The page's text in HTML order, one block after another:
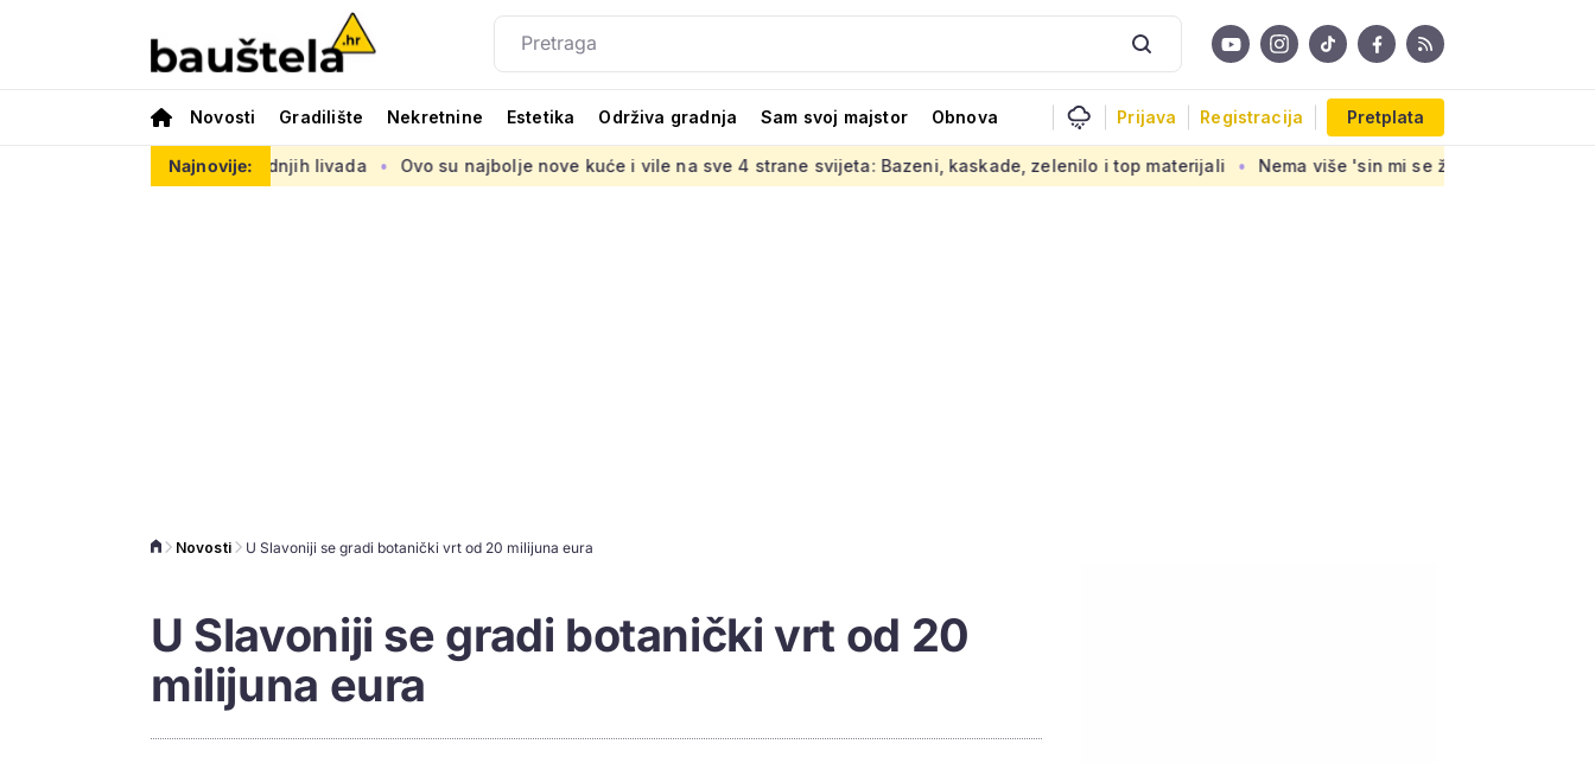
Novosti Gradilište Nekretnine Estetika Održiva gradnja Sam svoj majstor Obnova Prijava Registracija Pretplata
Najnovije:
od posljednjih livada Ovo su najbolje nove kuće i vile na sve 4 strane svijeta: Bazeni, kaskade, zelenilo i top materijali Nema više 'sin mi se ženi pa izađi iz stana', ali zato su
Novosti U Slavoniji se gradi botanički vrt od 20 milijuna eura
U Slavoniji se gradi botanički vrt od 20
milijuna eura